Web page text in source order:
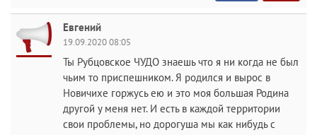
Евгений
19.09.2020 08:05
Ты Рубцовское ЧУДО знаешь что я ни когда не был
чьим то приспешником. Я родился и вырос в
Новичихе горжусь ею и это моя большая Родина
другой у меня нет. И есть в каждой территории
свои проблемы, но дорогуша мы как нибудь с